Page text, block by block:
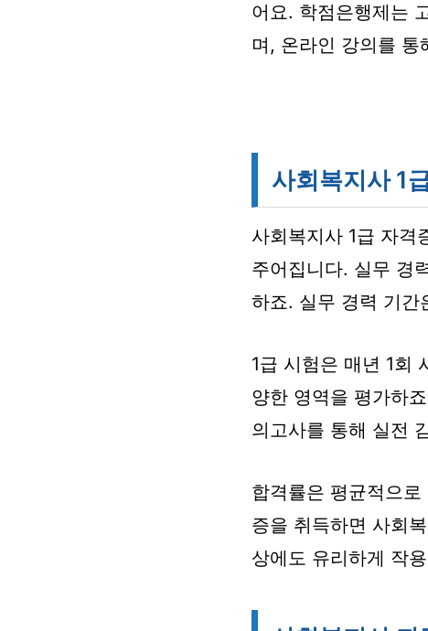
어요. 학점은행제는
며, 온라인 강의를 통
사회복지사 1
사회복지사 1급 자격
주어집니다. 실무 경
하죠. 실무 경력 기간
1급 시험은 매년 1회
양한 영역을 평가하
의고사를 통해 실전
합격률은 평균적으
증을 취득하면 사회
상에도 유리하게 작